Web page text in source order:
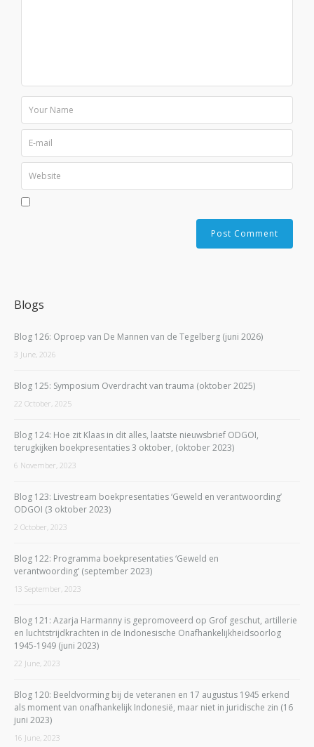
Blogs
Blog 126: Oproep van De Mannen van de Tegelberg (juni 2026)
3 June, 2026
Blog 125: Symposium Overdracht van trauma (oktober 2025)
22 October, 2025
Blog 124: Hoe zit Klaas in dit alles, laatste nieuwsbrief ODGOI,
terugkijken boekpresentaties 3 oktober, (oktober 2023)
6 November, 2023
Blog 123: Livestream boekpresentaties ‘Geweld en verantwoording’
ODGOI (3 oktober 2023)
2 October, 2023
Blog 122: Programma boekpresentaties ‘Geweld en
verantwoording’ (september 2023)
13 September, 2023
Blog 121: Azarja Harmanny is gepromoveerd op Grof geschut, artillerie
en luchtstrijdkrachten in de Indonesische Onafhankelijkheidsoorlog
1945-1949 (juni 2023)
22 June, 2023
Blog 120: Beeldvorming bij de veteranen en 17 augustus 1945 erkend
als moment van onafhankelijk Indonesië, maar niet in juridische zin (16
juni 2023)
16 June, 2023